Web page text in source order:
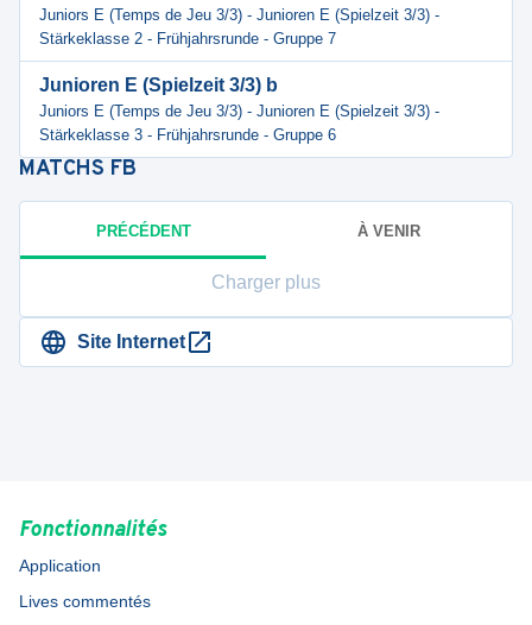
Juniors E (Temps de Jeu 3/3) - Junioren E (Spielzeit 3/3) -
Stärkeklasse 2 - Frühjahrsrunde - Gruppe 7
Junioren E (Spielzeit 3/3) b
Juniors E (Temps de Jeu 3/3) - Junioren E (Spielzeit 3/3) -
Stärkeklasse 3 - Frühjahrsrunde - Gruppe 6
MATCHS FB
PRÉCÉDENT À VENIR
Charger plus
Site Internet
Fonctionnalités
Application
Lives commentés